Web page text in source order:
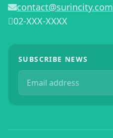
contact@surincity.com
02-XXX-XXXX
SUBSCRIBE NEWS